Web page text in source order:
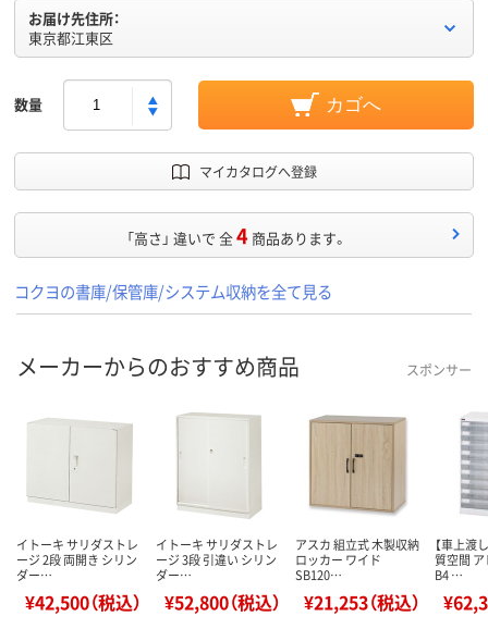
お届け先住所：
東京都江東区
数量 カゴへ
マイカタログへ登録
「高さ」 違いで 全4 商品あります。
コクヨの書庫/保管庫/システム収納を全て見る
メーカーからのおすすめ商品 スポンサー
イトーキ サリダストレ
ージ 2段 両開き シリン
ダー…
¥42,500（税込）
イトーキ サリダストレ
ージ 3段 引違い シリン
ダー…
¥52,800（税込）
アスカ 組立式 木製収納
ロッカー ワイド
SB120…
¥21,253（税込）
【車上渡
質空間
B4 …